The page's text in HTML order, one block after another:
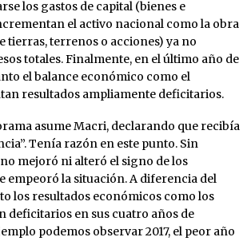
los gastos de capital (bienes e
el activo nacional como la obra
tierras, terrenos o acciones) ya no
totales. Finalmente, en el último año de
el balance económico como el
resultados ampliamente deficitarios.
asume Macri, declarando que recibía
Tenía razón en este punto. Sin
mejoró ni alteró el signo de los
empeoró la situación. A diferencia del
los resultados económicos como los
deficitarios en sus cuatro años de
podemos observar 2017, el peor año